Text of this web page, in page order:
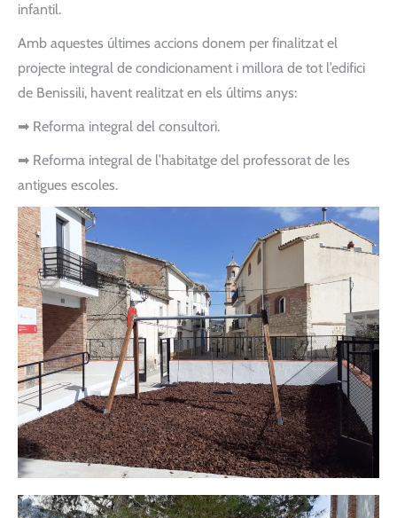
infantil.
Amb aquestes últimes accions donem per finalitzat el
projecte integral de condicionament i millora de tot l’edifici
de Benissili, havent realitzat en els últims anys:
➡ Reforma integral del consultori.
➡ Reforma integral de l’habitatge del professorat de les
antigues escoles.